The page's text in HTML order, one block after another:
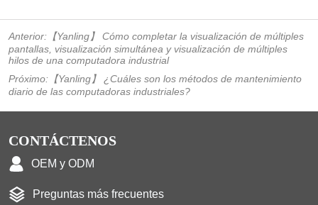
Anterior: 【Yanling】 Cómo completar la visualización de múltiples
pantallas, visualización simultánea y visualización de múltiples
hilos de una computadora industrial
Próximo: 【Yanling】 ¿Cuáles son los métodos de mantenimiento
diario de las computadoras industriales?
CONTÁCTENOS
OEM y ODM
Preguntas más frecuentes